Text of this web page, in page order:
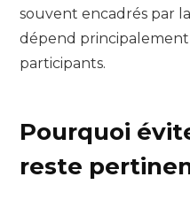
souvent encadrés par
dépend principalement
participants.
Pourquoi
reste